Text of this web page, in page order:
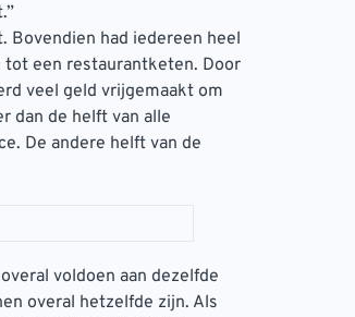
Bovendien had iedereen heel
tot een restaurantketen. Door
veel geld vrijgemaakt om
dan de helft van alle
De andere helft van de
voldoen aan dezelfde
overal hetzelfde zijn. Als